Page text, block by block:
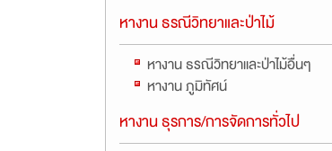
หางาน ธรณีวิทยาและป่าไม้
หางาน ธรณีวิทยาและป่าไม้อื่นๆ
หางาน ภูมิทัศน์
หางาน ธุรการ/การจัดการทั่วไป